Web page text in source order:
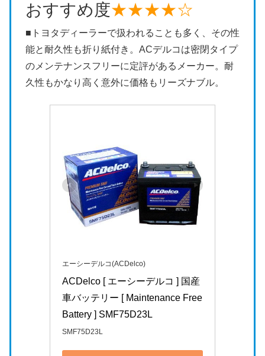
おすすめ度★★★★☆
■トヨタディーラーで扱われることも多く、その性
能と耐久性も折り紙付き。ACデルコは密閉タイプ
のメンテナンスフリーに定評があるメーカー。耐
久性もかなり高く意外に価格もリーズナブル。
エーシーデルコ(ACDelco)
ACDelco [ エーシーデルコ ] 国産
車バッテリー [ Maintenance Free
Battery ] SMF75D23L
SMF75D23L